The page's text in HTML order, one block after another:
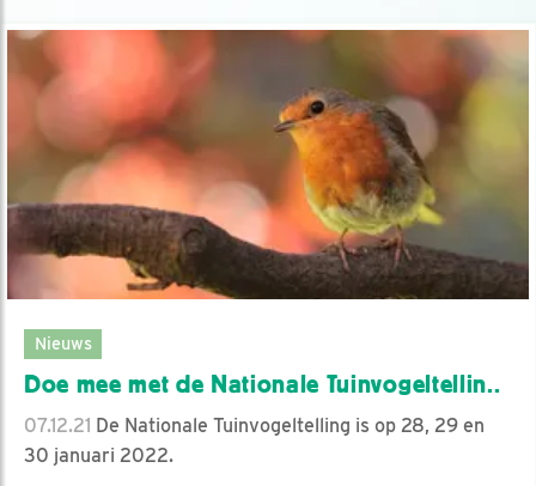
Nieuws
Doe mee met de Nationale Tuinvogeltellin..
07.12.21 De Nationale Tuinvogeltelling is op 28, 29 en
30 januari 2022.